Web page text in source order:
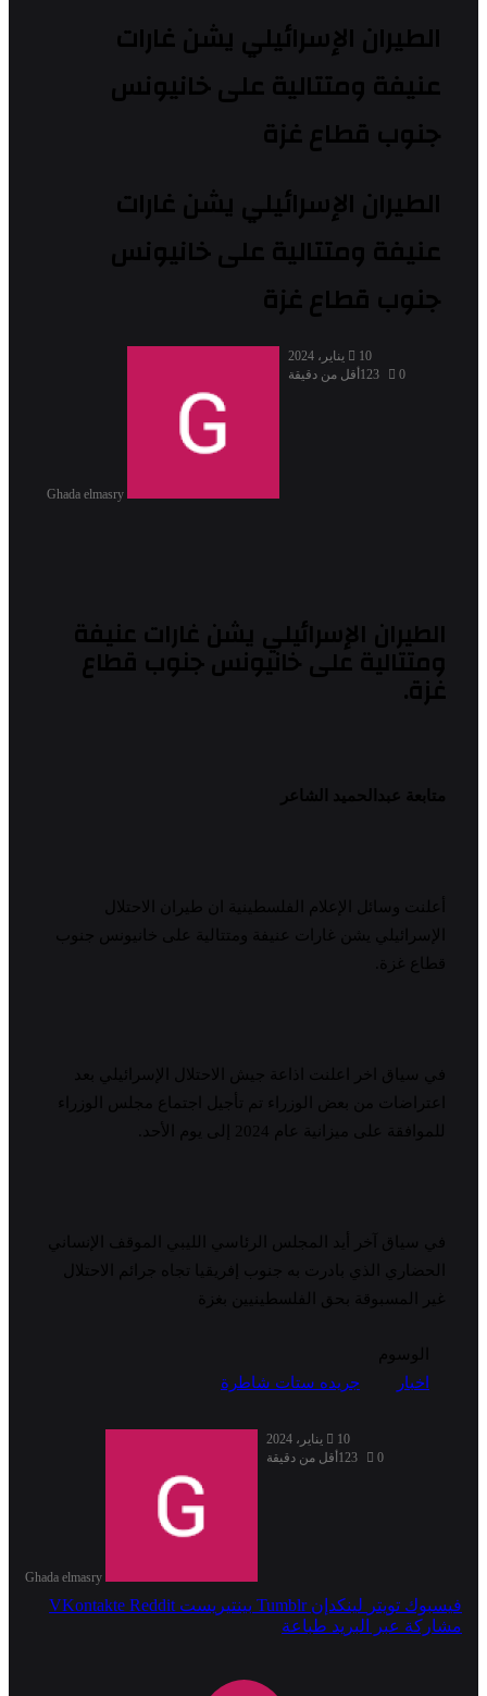
الطيران الإسرائيلي يشن غارات
عنيفة ومتتالية على خانيونس
جنوب قطاع غزة
الطيران الإسرائيلي يشن غارات
عنيفة ومتتالية على خانيونس
جنوب قطاع غزة
Ghada elmasry
10 يناير، 2024
0
123 أقل من دقيقة
الطيران الإسرائيلي يشن غارات عنيفة
ومتتالية على خانيونس جنوب قطاع
غزة.
متابعة عبدالحميد الشاعر
أعلنت وسائل الإعلام الفلسطينية ان طيران الاحتلال
الإسرائيلي يشن غارات عنيفة ومتتالية على خانيونس جنوب
قطاع غزة.
في سياق اخر اعلنت اذاعة جيش الاحتلال الإسرائيلي بعد
اعتراضات من بعض الوزراء تم تأجيل اجتماع مجلس الوزراء
للموافقة على ميزانية عام 2024 إلى يوم الأحد.
في سياق آخر أيد المجلس الرئاسي الليبي الموقف الإنساني
الحضاري الذي بادرت به جنوب إفريقيا تجاه جرائم الاحتلال
غير المسبوقة بحق الفلسطينيين بغزة
الوسوم
اخبار
جريده ستات شاطرة
Ghada elmasry
10 يناير، 2024
0
123 أقل من دقيقة
فيسبوك تويتر لينكدإن بينتيريست
مشاركة عبر البريد طباعة